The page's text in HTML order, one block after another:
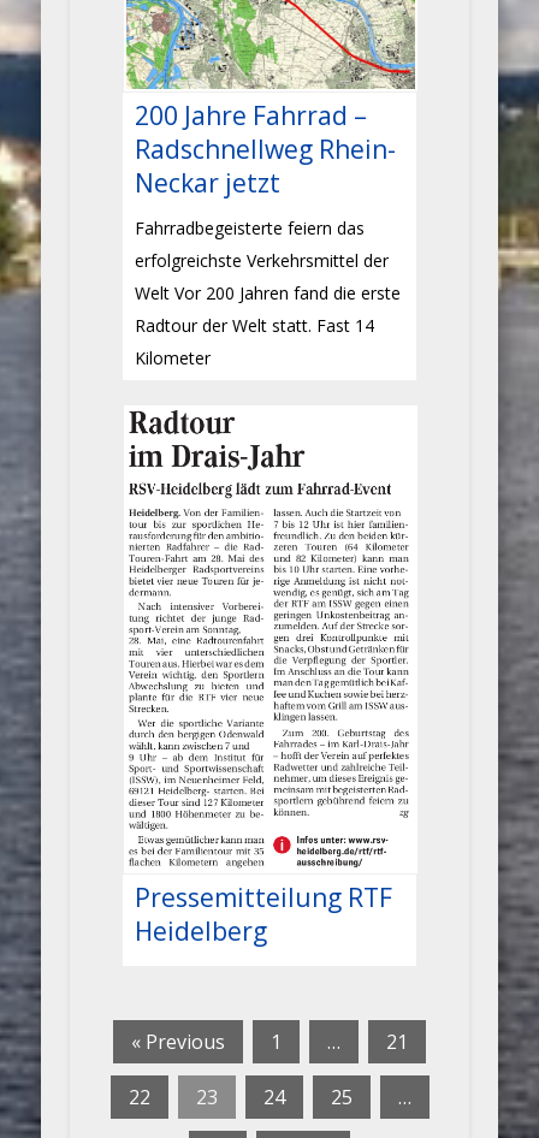
200 Jahre Fahrrad –
Radschnellweg Rhein-
Neckar jetzt
Fahrradbegeisterte feiern das
erfolgreichste Verkehrsmittel der
Welt Vor 200 Jahren fand die erste
Radtour der Welt statt. Fast 14
Kilometer
Pressemitteilung RTF
Heidelberg
« Previous 1 … 21
22 23 24 25 …